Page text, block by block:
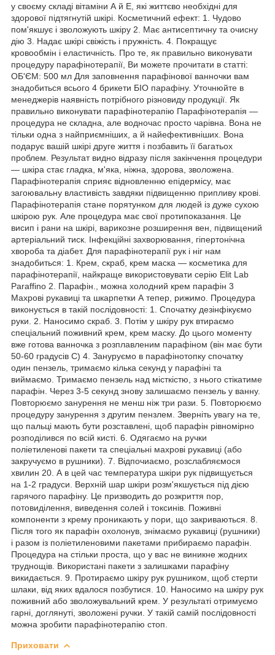
у своєму складі вітаміни А й Е, які життєво необхідні для
здорової підтягнутій шкірі. Косметичний ефект: 1. Чудово
пом'якшує і зволожують шкіру 2. Має антисептичну та очисну
дію 3. Надає шкірі свіжість і пружність. 4. Покращує
кровообмін і еластичність. Про те, як правильно виконувати
процедуру парафінотерапії, Ви можете прочитати в статті:
ОБ'ЄМ: 500 мл Для заповнення парафінової ванночки вам
знадобиться всього 4 брикети БІО парафіну. Уточнюйте в
менеджерів наявність потрібного різновиду продукції. Як
правильно виконувати парафінотерапію Парафінотерапія —
процедура не складна, але водночас просто чарівна. Вона не
тільки одна з найприємніших, а й найефективніших. Вона
подарує вашій шкірі друге життя і позбавить її багатьох
проблем. Результат видно відразу після закінчення процедури
— шкіра стає гладка, м'яка, ніжна, здорова, зволожена.
Парафінотерапія сприяє відновленню епідермісу, має
загоювальну властивість завдяки підвищенню припливу крові.
Парафінотерапія стане порятунком для людей із дуже сухою
шкірою рук. Але процедура має свої протипоказання. Це
висип і рани на шкірі, варикозне розширення вен, підвищений
артеріальний тиск. Інфекційні захворювання, гіпертонічна
хвороба та діабет. Для парафінотерапії рук і ніг нам
знадобиться: 1. Крем, скраб, крем маска — косметика для
парафінотерапії, найкраще використовувати серію Elit Lab
Paraffino 2. Парафін., можна холодний крем парафін 3
Махрові рукавиці та шкарпетки А тепер, рижимо. Процедура
виконується в такій послідовності: 1. Спочатку дезінфікуємо
руки. 2. Наносимо скраб. 3. Потім у шкіру рук втираємо
спеціальний поживний крем, крем маску. До цього моменту
вже готова ванночка з розплавленим парафіном (він має бути
50-60 градусів С) 4. Зануруємо в парафінотопку спочатку
один пензель, тримаємо кілька секунд у парафіні та
виймаємо. Тримаємо пензель над місткістю, з нього стікатиме
парафін. Через 3-5 секунд знову залишаємо пензель у ванну.
Повторюємо занурення не менш ніж три рази. 5. Повторюємо
процедуру занурення з другим пензлем. Зверніть увагу на те,
що пальці мають бути розставлені, щоб парафін рівномірно
розподілився по всій кисті. 6. Одягаємо на ручки
поліетиленові пакети та спеціальні махрові рукавиці (або
закручуємо в рушники). 7. Відпочиаємо, розслабляємося
хвилин 20. А в цей час температура шкіри рук підвищується
на 1-2 градуси. Верхній шар шкіри розм'якшується під дією
гарячого парафіну. Це призводить до розкриття пор,
потовиділення, виведення солей і токсинів. Поживні
компоненти з крему проникають у пори, що закриваються. 8.
Після того як парафін охолонув, знімаємо рукавиці (рушники)
і разом із поліетиленовими пакетами прибираємо парафін.
Процедура на стільки проста, що у вас не виникне жодних
труднощів. Використані пакети з залишками парафіну
викидається. 9. Протираємо шкіру рук рушником, щоб стерти
шлаки, від яких вдалося позбутися. 10. Наносимо на шкіру рук
поживний або зволожувальний крем. У результаті отримуємо
гарні, доглянуті, зволожені ручки. У такій самій послідовності
можна зробити парафінотерапію стоп.
Приховати